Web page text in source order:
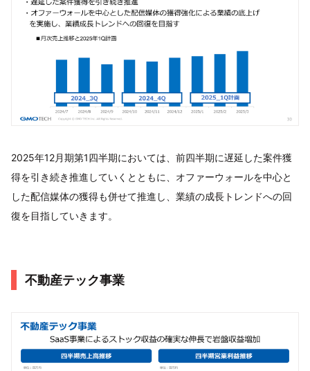
2025年12月期第1四半期においては、前四半期に遅延した案件獲
得を引き続き推進していくとともに、オファーウォールを中心と
した配信媒体の獲得も併せて推進し、業績の成長トレンドへの回
復を目指していきます。
不動産テック事業